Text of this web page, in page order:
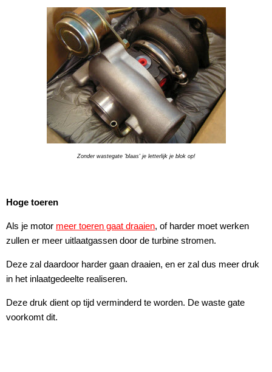
Zonder wastegate 'blaas' je letterlijk je blok op!
Hoge toeren
Als je motor meer toeren gaat draaien, of harder moet werken
zullen er meer uitlaatgassen door de turbine stromen.
Deze zal daardoor harder gaan draaien, en er zal dus meer druk
in het inlaatgedeelte realiseren.
Deze druk dient op tijd verminderd te worden. De waste gate
voorkomt dit.